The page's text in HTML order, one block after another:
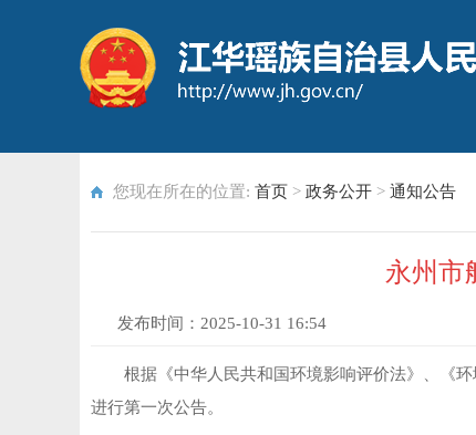
您现在所在的位置: 首页 > 政务公开 > 通知公告
永州市
发布时间： 2025-10-31 16:54
根据《中华人民共和国环境影响评价法》、《
进行第一次公告。